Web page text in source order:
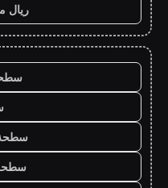
ريال
سطحة